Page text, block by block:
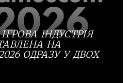
ІНДУСТРІЯ
НА
ОДРАЗУ У ДВОХ